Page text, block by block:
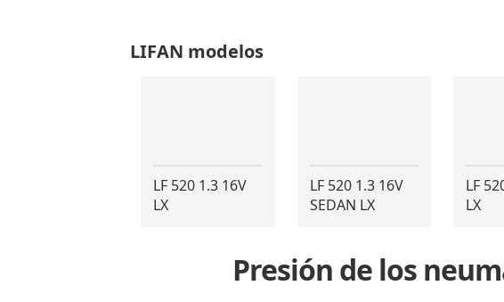
LIFAN modelos
LF 520 1.3 16V
LX
LF 520 1.3 16V
SEDAN LX
LF
LX
Presión de los